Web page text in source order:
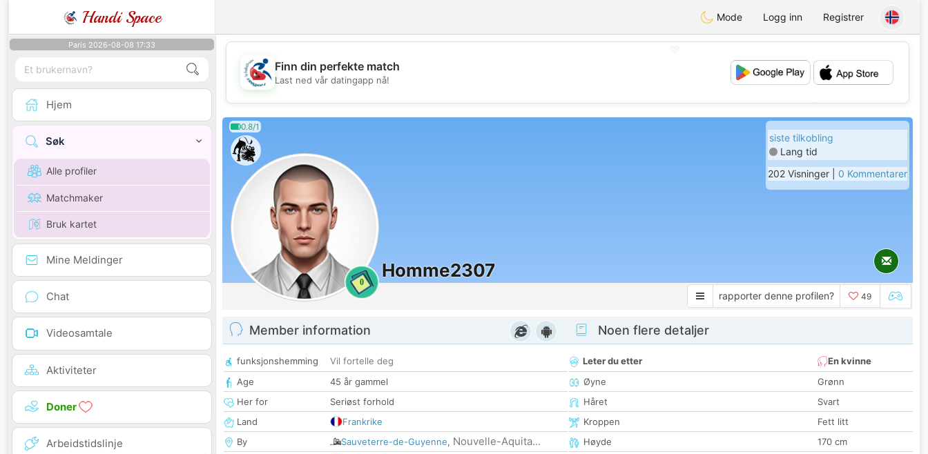
Handi Space Mode Logg inn Registrer
Paris 2026-08-08 17:33
Hjem
Søk
Alle profiler
Matchmaker
Bruk kartet
Mine Meldinger
Chat
Videosamtale
Aktiviteter
Doner
Arbeidstidslinje
💖
💕
Finn din perfekte match
Last ned vår datingapp nå!
0.8/1
0
Homme2307
siste tilkobling
Lang tid
202 Visninger | 0 Kommentarer
rapporter denne profilen? 49
Member information
funksjonshemming
Vil fortelle deg
Age
45 år gammel
Her for
Seriøst forhold
Land
Frankrike
By
Sauveterre-de-Guyenne, Nouvelle-Aquita...
Noen flere detaljer
Leter du etter
En kvinne
Øyne
Grønn
Håret
Svart
Kroppen
Fett litt
Høyde
170 cm